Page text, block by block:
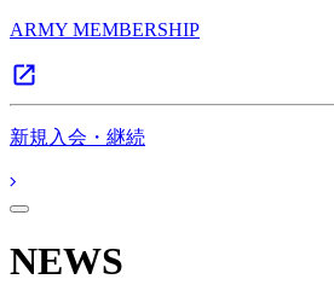
ARMY MEMBERSHIP
新規入会・継続
NEWS